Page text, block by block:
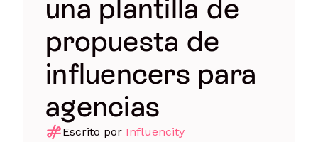
una plantilla de
propuesta de
influencers para
agencias
Escrito por Influencity